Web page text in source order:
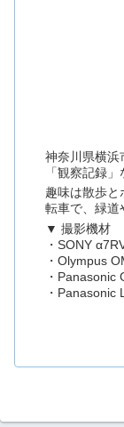
神奈川県横浜
「観察記録
趣味は散歩と
転車で、緑道
▼ 撮影機材
・SONY
・Olympus
・Panasonic
・Panasonic